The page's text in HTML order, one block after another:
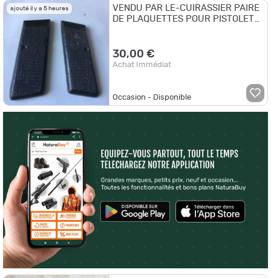
ajouté il y a 5 heures
VENDU PAR LE-CUIRASSIER PAIRE
DE PLAQUETTES POUR PISTOLET
30,00 €
Achat Immédiat
Occasion - Disponible